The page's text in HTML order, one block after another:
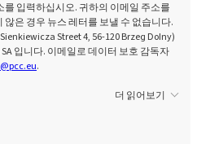
입력하십시오. 귀하의 이메일 주소를
은 경우 뉴스 레터를 보낼 수 없습니다.
Street 4, 56-120 Brzeg Dolny)
입니다. 이메일로 데이터 보호 감독자
.
더 읽어보기